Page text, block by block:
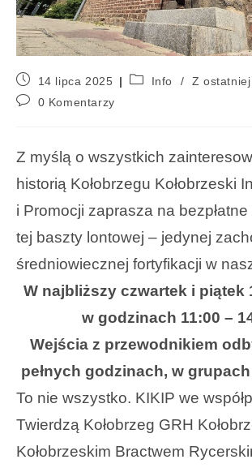
14 lipca 2025 Info /
Z
0 Komentarzy
Z myślą o wszystkich
historią Kołobrzegu Kołobrzeski
i Promocji zaprasza na
tej baszty lontowej – jedynej
średniowiecznej fortyfikacji w
W najbliższy czwartek i piątek
w godzinach 11:00 –
Wejścia z przewodnikiem
pełnych godzinach, w
To nie wszystko. KIKIP we
Twierdzą Kołobrzeg GRH
Kołobrzeskim Bractwem